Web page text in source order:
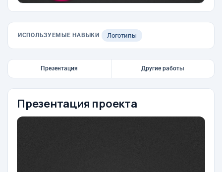
ИСПОЛЬЗУЕМЫЕ НАВЫКИ Логотипы
Презентация Другие работы
Презентация проекта